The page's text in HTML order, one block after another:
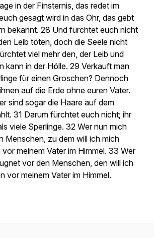
in der Finsternis, das redet im
gesagt wird in das Ohr, das gebt
bekannt. 28 Und fürchtet euch nicht
Leib töten, doch die Seele nicht
viel mehr den, der Leib und
kann in der Hölle. 29 Verkauft man
für einen Groschen? Dennoch
auf die Erde ohne euren Vater.
sind sogar die Haare auf dem
31 Darum fürchtet euch nicht; ihr
viele Sperlinge. 32 Wer nun mich
Menschen, zu dem will ich mich
meinem Vater im Himmel. 33 Wer
vor den Menschen, den will ich
vor meinem Vater im Himmel.